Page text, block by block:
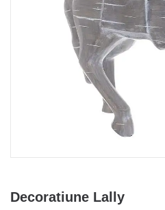
Decoratiune Lally